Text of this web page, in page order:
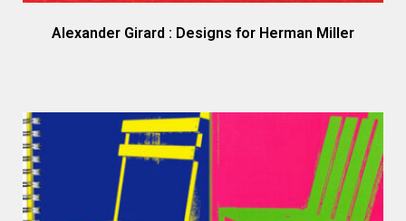
Alexander Girard : Designs for Herman Miller